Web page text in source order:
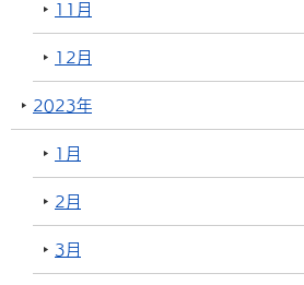
11月
12月
2023年
1月
2月
3月